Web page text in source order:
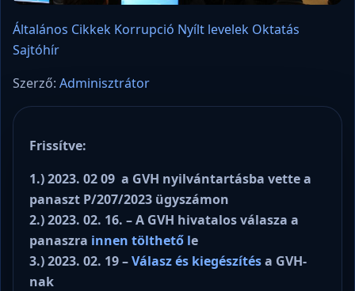
Általános Cikkek Korrupció Nyílt levelek Oktatás
Sajtóhír
Szerző: Adminisztrátor
Frissítve:
1.) 2023. 02 09 a GVH nyilvántartásba vette a
panaszt P/207/2023 ügyszámon
2.) 2023. 02. 16. – A GVH hivatalos válasza a
panaszra innen tölthető le
3.) 2023. 02. 19 –Válasz és kiegészítésa GVH-
nak